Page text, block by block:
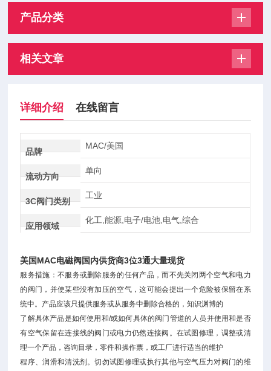
产品分类
相关文章
详细介绍 在线留言
品牌
MAC/美国
流动方向
单向
3C阀门类别
工业
应用领域
化工,能源,电子/电池,电气,综合
美国MAC电磁阀国内供货商3位3通大量现货
服务措施：不服务或删除服务的任何产品，而不先关闭两个空气和电力
的阀门，并使某些没有加压的空气，这可能会提出一个危险被保留在系
统中。产品应该只提供服务或从服务中删除合格的，知识渊博的
了解具体产品是如何使用和/或如何具体的阀门管道的人员并使用和是否
有空气保留在连接线的阀门或电力仍然连接阀。在试图修理，调整或清
理一个产品，咨询目录，零件和操作票，或工厂进行适当的维护
程序、润滑和清洗剂。切勿试图修理或执行其他与空气压力对阀门的维